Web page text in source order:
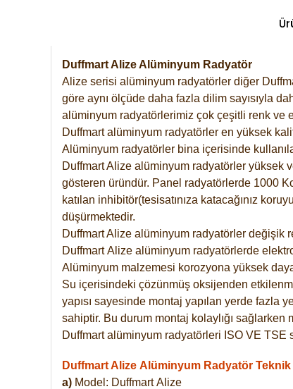
Duffmart Alize Alüminyum Radyatör
Alize serisi alüminyum radyatörler diğer
göre aynı ölçüde daha fazla dilim sayısıyla
alüminyum radyatörlerimiz çok çeşitli renk ve
Duffmart alüminyum radyatörler en yüksek
Alüminyum radyatörler bina içerisinde
Duffmart Alize alüminyum radyatörler yüksek
gösteren üründür. Panel radyatörlerde 1000
katılan inhibitör(tesisatınıza katacağınız
düşürmektedir.
Duffmart Alize alüminyum radyatörler
DuffmartAlize alüminyum radyatörlerde
Alüminyum malzemesi korozyona yüksek
Su içerisindeki çözünmüş oksijenden
yapısı sayesinde montaj yapılan yerde fazla
sahiptir. Bu durum montaj kolaylığı
Duffmart alüminyum radyatörleri ISO VE TSE
Duffmart Alize Alüminyum Radyatör
a) Model: DuffmartAlize